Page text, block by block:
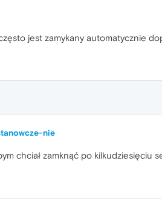
jest zamykany automatycznie
nie
chciał zamknąć po kilkudziesięciu